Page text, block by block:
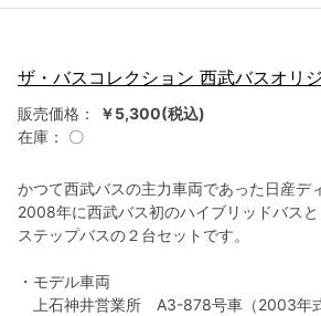
ザ・バスコレクション 西武バスオリ
販売価格：
￥5,300(税込)
在庫：
〇
かつて西武バスの主力車両であった日産
2008年に西武バス初のハイブリッドバス
ステップバスの２台セットです。
・モデル車両
上石神井営業所 A3-878号車（2003年